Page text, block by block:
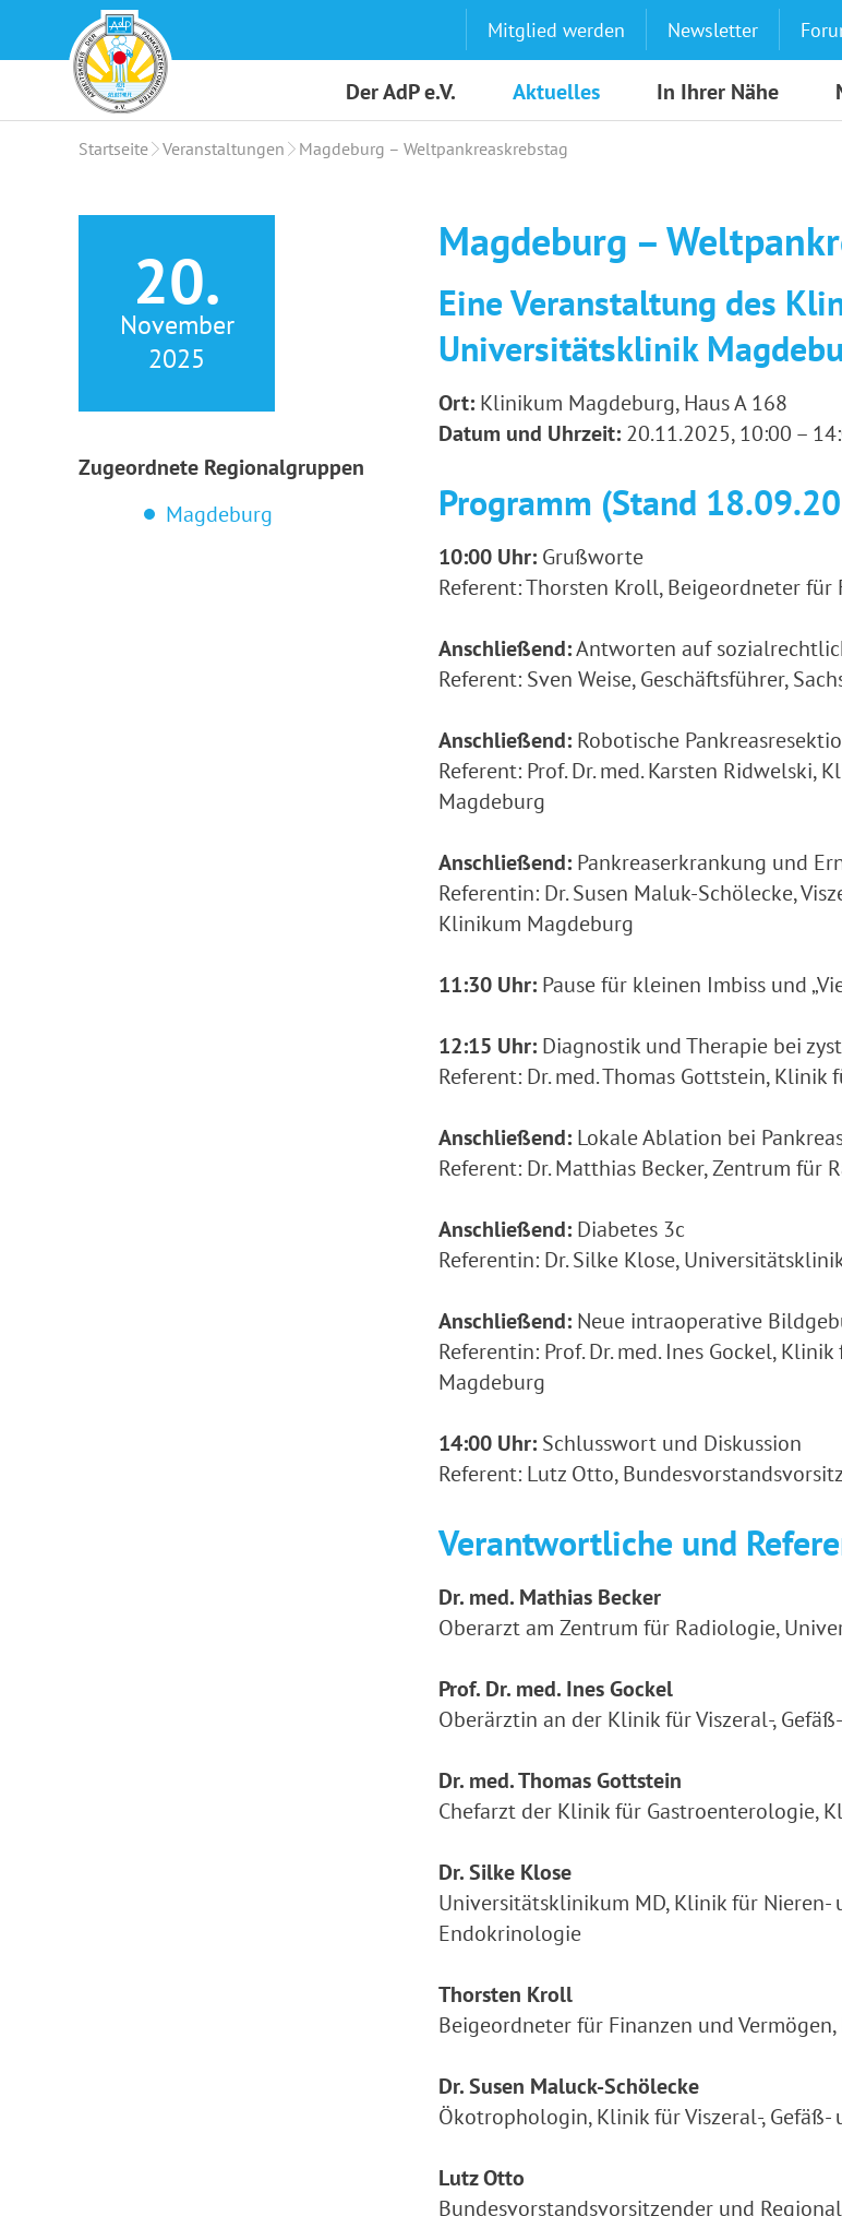
Mitglied werden Newsletter
Der AdP e.V. Aktuelles In Ihrer Nähe
Startseite Veranstaltungen Magdeburg – Weltpankreaskrebstag
20.
November
2025
Zugeordnete Regionalgruppen
Magdeburg
Magdeburg –
Eine Veranstaltung des
Universitätsklinik
Ort: Klinikum Magdeburg, Haus A 168
Datum und Uhrzeit: 20.11.2025, 10:00 –
Programm (Stand
10:00 Uhr: Grußworte
Referent: Thorsten Kroll, Beigeordneter
Anschließend:Antworten auf
Referent: Sven Weise, Geschäftsführer,
Anschließend: Robotische
Referent: Prof. Dr. med. Karsten Ridwelski,
Magdeburg
Anschließend: Pankreaserkrankung und
Referentin: Dr. Susen Maluk-Schölecke,
Klinikum Magdeburg
11:30 Uhr: Pause für kleinen Imbiss und
12:15 Uhr: Diagnostik und Therapie bei
Referent: Dr. med. Thomas Gottstein,
Anschließend: Lokale Ablation bei
Referent: Dr. Matthias Becker, Zentrum
Anschließend: Diabetes 3c
Referentin: Dr. Silke Klose,
Anschließend: Neue intraoperative
Referentin: Prof. Dr. med. Ines Gockel,
Magdeburg
14:00 Uhr: Schlusswort und Diskussion
Referent: Lutz Otto,
Verantwortliche und
Dr. med. Mathias Becker
Oberarzt am Zentrum für Radiologie,
Prof. Dr. med. Ines Gockel
Oberärztin an der Klinik für Viszeral-,
Dr. med. Thomas Gottstein
Chefarzt der Klinik für Gastroenterologie,
Dr. Silke Klose
Universitätsklinikum MD, Klinik für
Endokrinologie
Thorsten Kroll
Beigeordneter für Finanzen und
Dr. Susen Maluck-Schölecke
Ökotrophologin, Klinik für Viszeral-,
Lutz Otto
Bundesvorstandsvorsitzender und